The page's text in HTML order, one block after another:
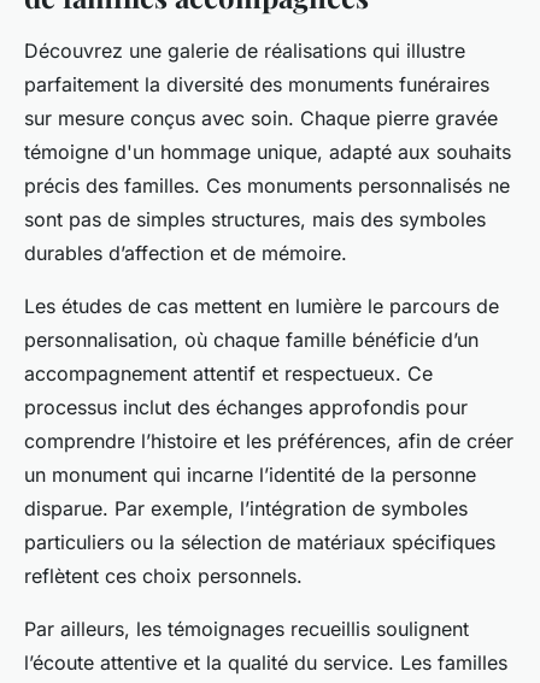
Découvrez une galerie de réalisations qui illustre
parfaitement la diversité des monuments funéraires
sur mesure conçus avec soin. Chaque pierre gravée
témoigne d'un hommage unique, adapté aux souhaits
précis des familles. Ces monuments personnalisés ne
sont pas de simples structures, mais des symboles
durables d’affection et de mémoire.
Les études de cas mettent en lumière le parcours de
personnalisation, où chaque famille bénéficie d’un
accompagnement attentif et respectueux. Ce
processus inclut des échanges approfondis pour
comprendre l’histoire et les préférences, afin de créer
un monument qui incarne l’identité de la personne
disparue. Par exemple, l’intégration de symboles
particuliers ou la sélection de matériaux spécifiques
reflètent ces choix personnels.
Par ailleurs, les témoignages recueillis soulignent
l’écoute attentive et la qualité du service. Les familles